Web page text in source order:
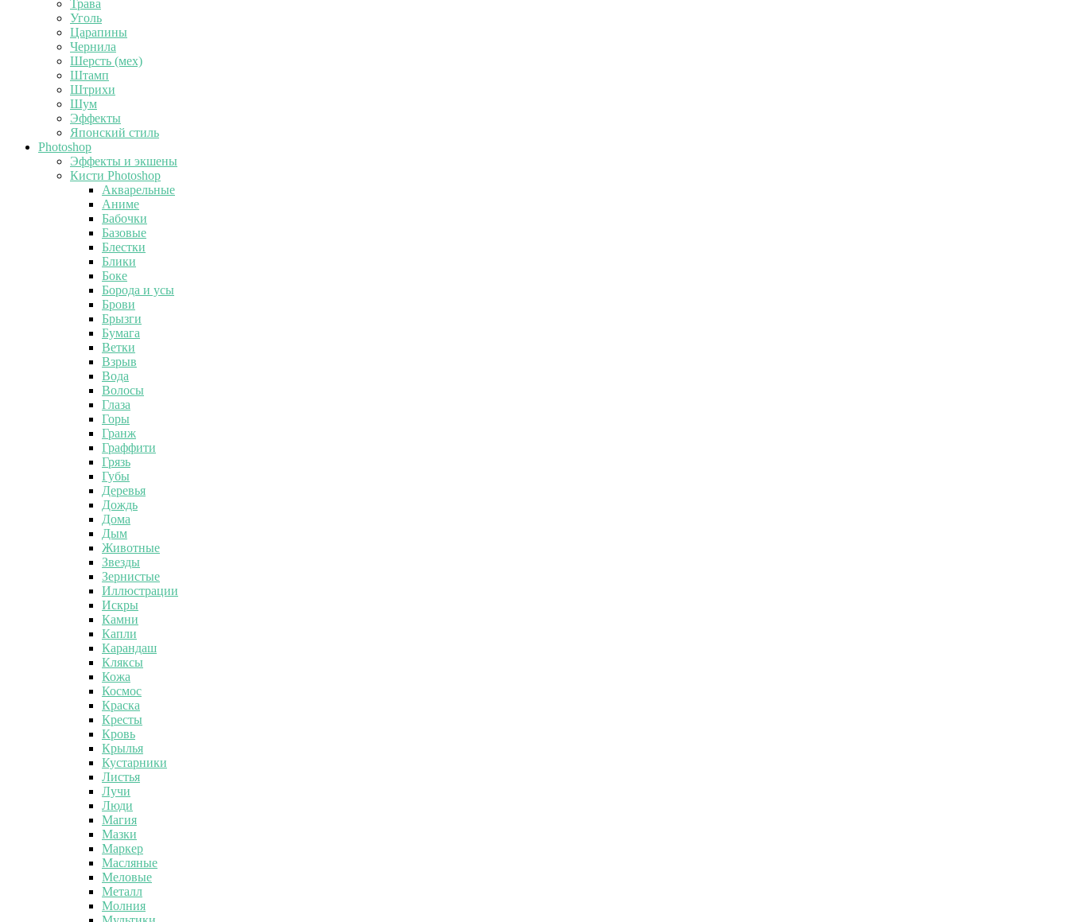
Трава
Уголь
Царапины
Чернила
Шерсть (мех)
Штамп
Штрихи
Шум
Эффекты
Японский стиль
Photoshop
Эффекты и экшены
Кисти Photoshop
Акварельные
Аниме
Бабочки
Базовые
Блестки
Блики
Боке
Борода и усы
Брови
Брызги
Бумага
Ветки
Взрыв
Вода
Волосы
Глаза
Горы
Гранж
Граффити
Грязь
Губы
Деревья
Дождь
Дома
Дым
Животные
Звезды
Зернистые
Иллюстрации
Искры
Камни
Капли
Карандаш
Кляксы
Кожа
Космос
Краска
Кресты
Кровь
Крылья
Кустарники
Листья
Лучи
Люди
Магия
Мазки
Маркер
Масляные
Меловые
Металл
Молния